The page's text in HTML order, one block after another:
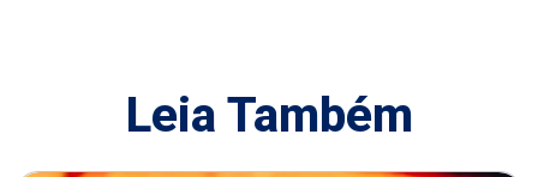
Leia Também